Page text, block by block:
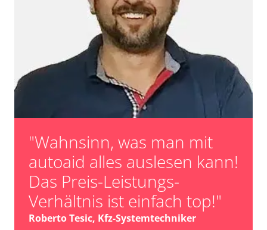
"Wahnsinn, was man mit
autoaid alles auslesen kann!
Das Preis-Leistungs-
Verhältnis ist einfach top!"
Roberto Tesic, Kfz-Systemtechniker